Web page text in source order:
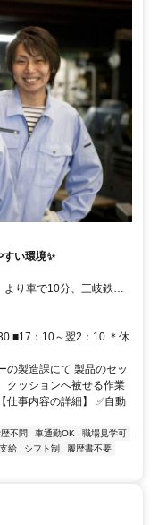
い環境✨
り車で10分、三岐鉄道
■17：10～翌2：10 ＊休
の製造課にて 製品のセッ
クッションへ被せる作業
仕事内容の詳細】 ✅自動
不問 車通勤OK
職場見学可
給 シフト制
履歴書不要